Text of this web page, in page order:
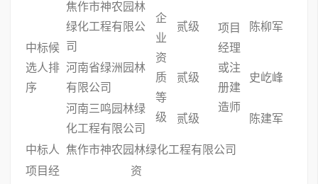
中标候
选人排
序
焦作市神农园林
绿化工程有限公
司
企
业
资
质
等
级
贰级
项目
经理
或注
册建
造师
陈柳军
河南省绿洲园林
有限公司
贰级 史屹峰
河南三鸣园林绿
化工程有限公司
贰级 陈建军
中标人 焦作市神农园林绿化工程有限公司
项目经
资